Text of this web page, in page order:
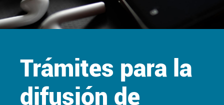
Trámites para la
difusión de